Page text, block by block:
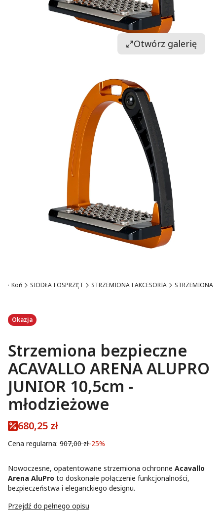
Otwórz galerię
Koń SIODŁA I OSPRZĘT STRZEMIONA I AKCESORIA STRZEMIONA
Etykiety
Okazja
Strzemiona bezpieczne
ACAVALLO ARENA ALUPRO
JUNIOR 10,5cm -
młodzieżowe
680,25 zł
Cena regularna: 907,00 zł-25%
Nowoczesne, opatentowane strzemiona ochronne Acavallo
Arena AluPro to doskonałe połączenie funkcjonalności,
bezpieczeństwa i eleganckiego designu.
Przejdź do pełnego opisu